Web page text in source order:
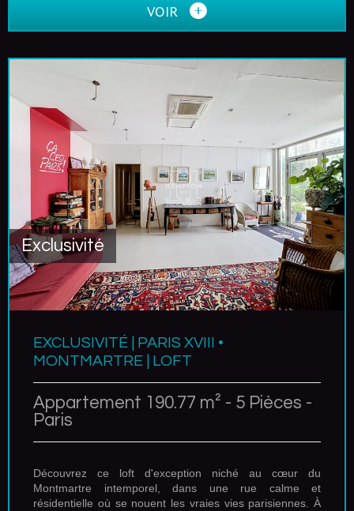
VOIR
Exclusivité
EXCLUSIVITÉ | PARIS XVIII •
MONTMARTRE | LOFT
Appartement 190.77 m² - 5 Pièces -
Paris
Découvrez ce loft d'exception niché au cœur du
Montmartre intemporel, dans une rue calme et
résidentielle où se nouent les vraies vies parisiennes. À